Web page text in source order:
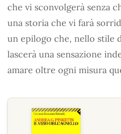
che vi sconvolgerà senza
una storia che vi farà
un epilogo che, nello stile
lascerà una sensazione
amare oltre ogni misura